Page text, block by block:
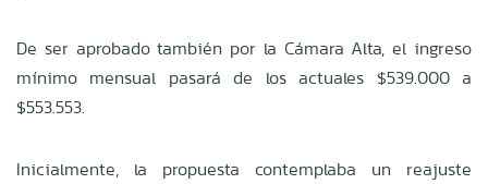
De ser aprobado también por la Cámara Alta, el ingreso
mínimo mensual pasará de los actuales $539.000 a
$553.553.
Inicialmente, la propuesta contemplaba un reajuste